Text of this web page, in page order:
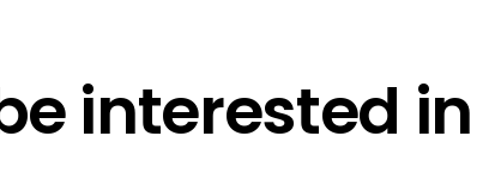
interested in